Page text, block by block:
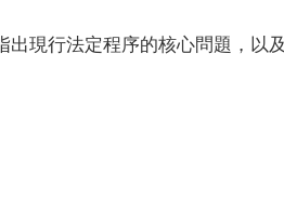
現行法定程序的核心問題，以